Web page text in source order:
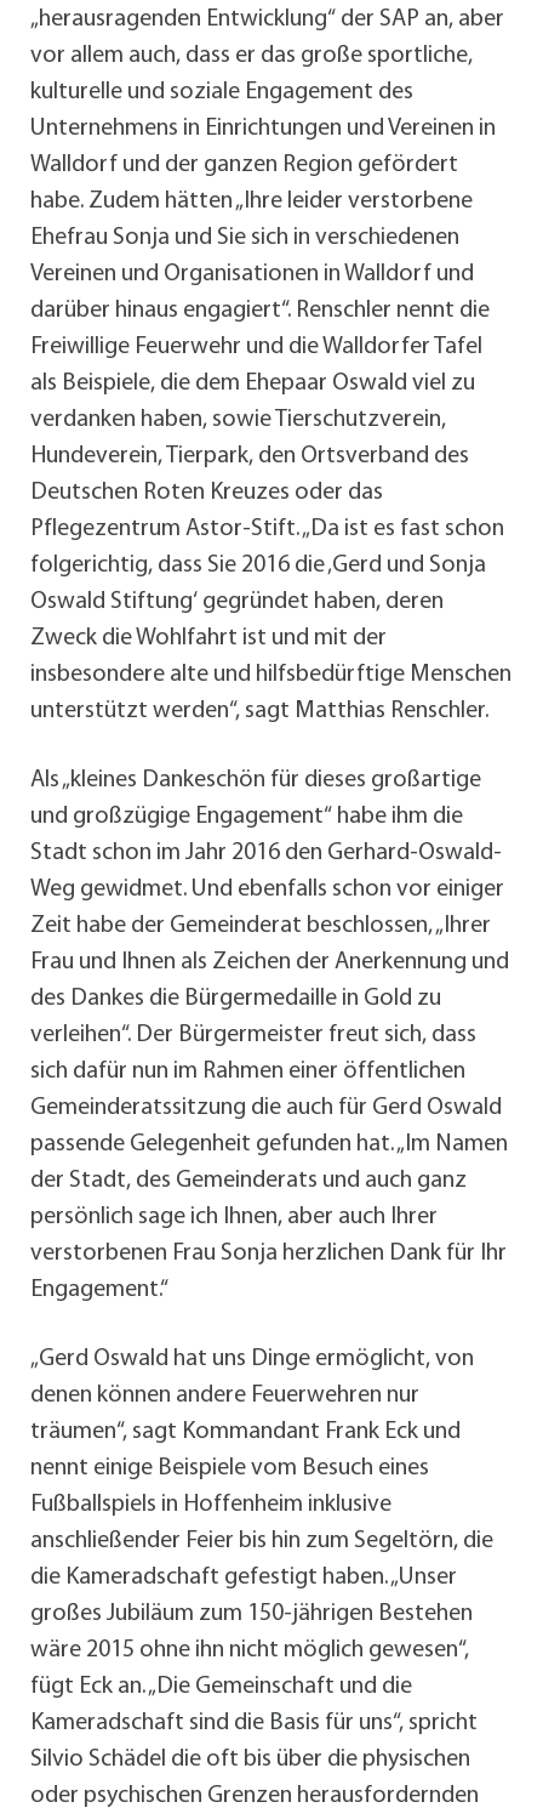
„herausragenden Entwicklung“ der SAP an, aber
vor allem auch, dass er das große sportliche,
kulturelle und soziale Engagement des
Unternehmens in Einrichtungen und Vereinen in
Walldorf und der ganzen Region gefördert
habe. Zudem hätten „Ihre leider verstorbene
Ehefrau Sonja und Sie sich in verschiedenen
Vereinen und Organisationen in Walldorf und
darüber hinaus engagiert“. Renschler nennt die
Freiwillige Feuerwehr und die Walldorfer Tafel
als Beispiele, die dem Ehepaar Oswald viel zu
verdanken haben, sowie Tierschutzverein,
Hundeverein, Tierpark, den Ortsverband des
Deutschen Roten Kreuzes oder das
Pflegezentrum Astor-Stift. „Da ist es fast schon
folgerichtig, dass Sie 2016 die ‚Gerd und Sonja
Oswald Stiftung‘ gegründet haben, deren
Zweck die Wohlfahrt ist und mit der
insbesondere alte und hilfsbedürftige Menschen
unterstützt werden“, sagt Matthias Renschler.
Als „kleines Dankeschön für dieses großartige
und großzügige Engagement“ habe ihm die
Stadt schon im Jahr 2016 den Gerhard-Oswald-
Weg gewidmet. Und ebenfalls schon vor einiger
Zeit habe der Gemeinderat beschlossen, „Ihrer
Frau und Ihnen als Zeichen der Anerkennung und
des Dankes die Bürgermedaille in Gold zu
verleihen“. Der Bürgermeister freut sich, dass
sich dafür nun im Rahmen einer öffentlichen
Gemeinderatssitzung die auch für Gerd Oswald
passende Gelegenheit gefunden hat. „Im Namen
der Stadt, des Gemeinderats und auch ganz
persönlich sage ich Ihnen, aber auch Ihrer
verstorbenen Frau Sonja herzlichen Dank für Ihr
Engagement.“
„Gerd Oswald hat uns Dinge ermöglicht, von
denen können andere Feuerwehren nur
träumen“, sagt Kommandant Frank Eck und
nennt einige Beispiele vom Besuch eines
Fußballspiels in Hoffenheim inklusive
anschließender Feier bis hin zum Segeltörn, die
die Kameradschaft gefestigt haben. „Unser
großes Jubiläum zum 150-jährigen Bestehen
wäre 2015 ohne ihn nicht möglich gewesen“,
fügt Eck an. „Die Gemeinschaft und die
Kameradschaft sind die Basis für uns“, spricht
Silvio Schädel die oft bis über die physischen
oder psychischen Grenzen herausfordernden